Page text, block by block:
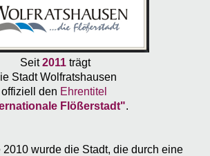
Seit 2011 trägt
Stadt Wolfratshausen
offiziell den Ehrentitel
Flößerstadt".
2010 wurde die Stadt, die durch eine